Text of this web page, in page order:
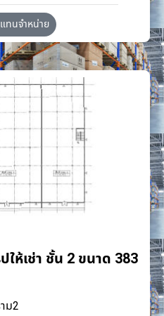
ทนจำหน่าย
ให้เช่า ชั้น 2 ขนาด 383
ม2